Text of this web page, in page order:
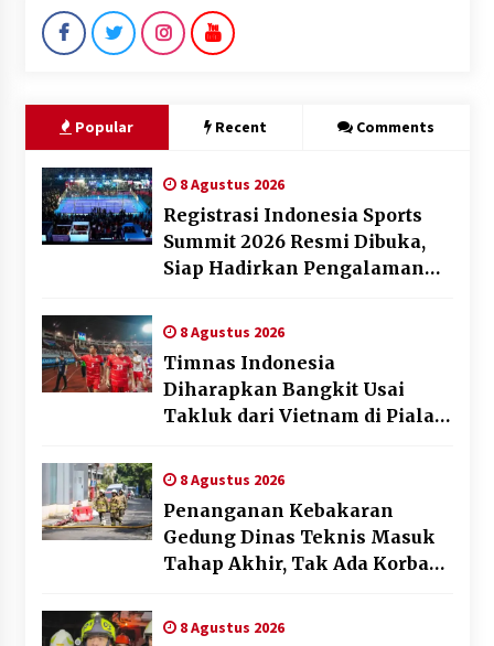
Popular Recent Comments
8 Agustus 2026
Registrasi Indonesia Sports
Summit 2026 Resmi Dibuka,
Siap Hadirkan Pengalaman
8 Agustus 2026
Timnas Indonesia
Diharapkan Bangkit Usai
Takluk dari Vietnam di Piala
8 Agustus 2026
Penanganan Kebakaran
Gedung Dinas Teknis Masuk
Tahap Akhir, Tak Ada Korban
8 Agustus 2026